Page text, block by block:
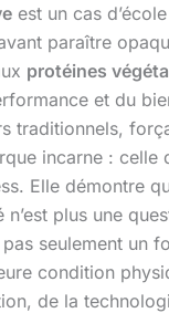
est un cas
paraître
protéines
et du
incarne : celle
Elle démontre
n’est plus une
pas seulement un
condition
de la